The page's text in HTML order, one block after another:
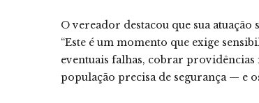
O vereador destacou que sua
“Este é um momento que exige
eventuais falhas, cobrar
população precisa de segurança — e